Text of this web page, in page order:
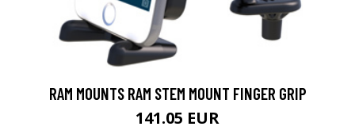
RAM MOUNTS RAM STEM MOUNT FINGER GRIP
141.05 EUR